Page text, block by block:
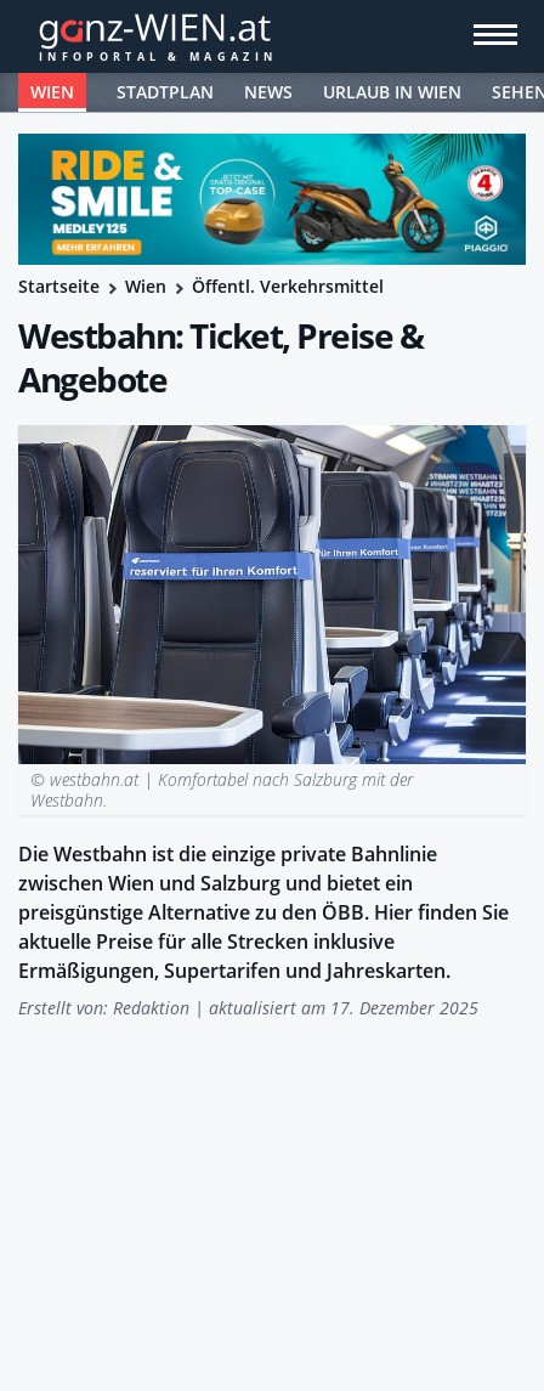
WIEN STADTPLAN NEWS URLAUB IN WIEN
Startseite Wien Öffentl. Verkehrsmittel
Westbahn: Ticket, Preise &
Angebote
© westbahn.at |Komfortabel nach Salzburg mit der
Westbahn.
Die Westbahn ist die einzige private Bahnlinie
zwischen Wien und Salzburg und bietet ein
preisgünstige Alternative zu den ÖBB. Hier finden Sie
aktuelle Preise für alle Strecken inklusive
Ermäßigungen, Supertarifen und Jahreskarten.
Erstellt von: Redaktion | aktualisiert am 17. Dezember 2025